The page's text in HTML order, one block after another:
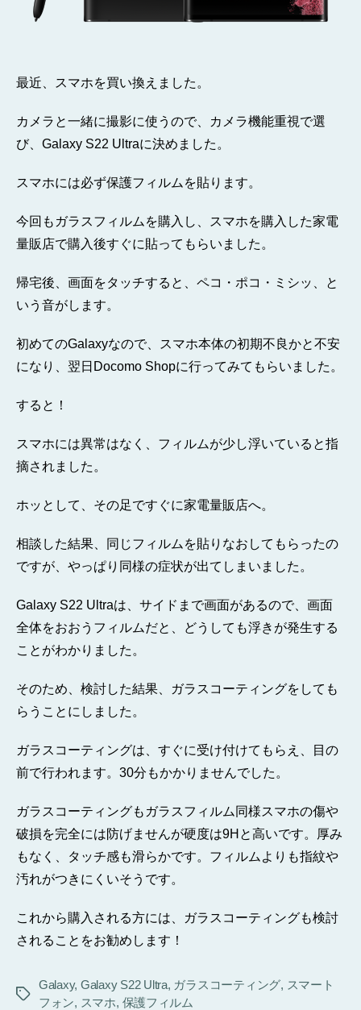
最近、スマホを買い換えました。
カメラと一緒に撮影に使うので、カメラ機能重視で選
び、Galaxy S22 Ultraに決めました。
スマホには必ず保護フィルムを貼ります。
今回もガラスフィルムを購入し、スマホを購入した家電
量販店で購入後すぐに貼ってもらいました。
帰宅後、画面をタッチすると、ペコ・ポコ・ミシッ、と
いう音がします。
初めてのGalaxyなので、スマホ本体の初期不良かと不安
になり、翌日Docomo Shopに行ってみてもらいました。
すると！
スマホには異常はなく、フィルムが少し浮いていると指
摘されました。
ホッとして、その足ですぐに家電量販店へ。
相談した結果、同じフィルムを貼りなおしてもらったの
ですが、やっぱり同様の症状が出てしまいました。
Galaxy S22 Ultraは、サイドまで画面があるので、画面
全体をおおうフィルムだと、どうしても浮きが発生する
ことがわかりました。
そのため、検討した結果、ガラスコーティングをしても
らうことにしました。
ガラスコーティングは、すぐに受け付けてもらえ、目の
前で行われます。30分もかかりませんでした。
ガラスコーティングもガラスフィルム同様スマホの傷や
破損を完全には防げませんが硬度は9Hと高いです。厚み
もなく、タッチ感も滑らかです。フィルムよりも指紋や
汚れがつきにくいそうです。
これから購入される方には、ガラスコーティングも検討
されることをお勧めします！
タ
Galaxy, Galaxy S22 Ultra, ガラスコーティング, スマート
フォン, スマホ, 保護フィルム